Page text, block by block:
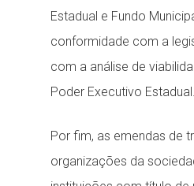
Estadual e Fundo
conformidade com a
com a análise de
Poder Executivo Estadual.
Por fim, as emendas de
organizações da